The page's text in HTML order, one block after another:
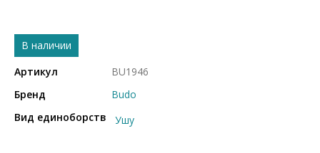
В наличии
Артикул
BU1946
Бренд
Budo
Вид единоборств
Ушу